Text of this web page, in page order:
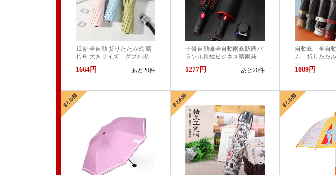
12骨 全自動 折りたたみ式 晴
れ傘 大きサイズ ダブル黒ゴ
ム 防風 日よけ 男女 ビ
ジネ ス三折傘
1664円 あと20件
十骨自動傘全自動雨傘防塵パ
ラソル男性ビジネス晴雨兼用
折りたたみ傘
1277円 あと20件
自動傘 全自
ム 折りたた
用 ファッシ
ス 紫外線対
1089円